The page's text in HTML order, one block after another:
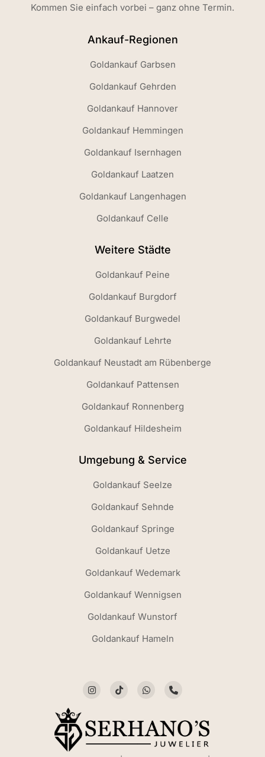
Kommen Sie einfach vorbei – ganz ohne Termin.
Ankauf-Regionen
Goldankauf Garbsen
Goldankauf Gehrden
Goldankauf Hannover
Goldankauf Hemmingen
Goldankauf Isernhagen
Goldankauf Laatzen
Goldankauf Langenhagen
Goldankauf Celle
Weitere Städte
Goldankauf Peine
Goldankauf Burgdorf
Goldankauf Burgwedel
Goldankauf Lehrte
Goldankauf Neustadt am Rübenberge
Goldankauf Pattensen
Goldankauf Ronnenberg
Goldankauf Hildesheim
Umgebung & Service
Goldankauf Seelze
Goldankauf Sehnde
Goldankauf Springe
Goldankauf Uetze
Goldankauf Wedemark
Goldankauf Wennigsen
Goldankauf Wunstorf
Goldankauf Hameln